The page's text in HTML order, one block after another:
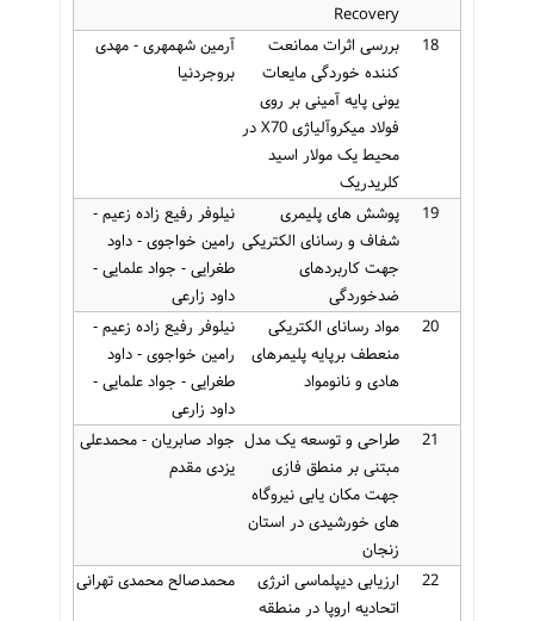
Recovery
18
بررسی اثرات ممانعت
کننده خوردگی مایعات
یونی پایه آمینی بر روی
فولاد میکروآلیاژی X70 در
محیط یک مولار اسید
کلریدریک
آرمین شهمهری - مهدی
بروجردنیا
19
پوشش های پلیمری
شفاف و رسانای الکتریکی
جهت کاربردهای
ضدخوردگی
نیلوفر رفیع زاده زعیم -
رامین خواجوی - داود
طغرایی - جواد علمایی -
داود زارعی
20
مواد رسانای الکتریکی
منعطف برپایه پلیمرهای
هادی و نانومواد
نیلوفر رفیع زاده زعیم -
رامین خواجوی - داود
طغرایی - جواد علمایی -
داود زارعی
21
طراحی و توسعه یک مدل
مبتنی بر منطق فازی
جهت مکان یابی نیروگاه
های خورشیدی در استان
زنجان
جواد صابریان - محمدعلی
یزدی مقدم
22
ارزیابی دیپلماسی انرژی
اتحادیه اروپا در منطقه
محمدصالح محمدی تهرانی